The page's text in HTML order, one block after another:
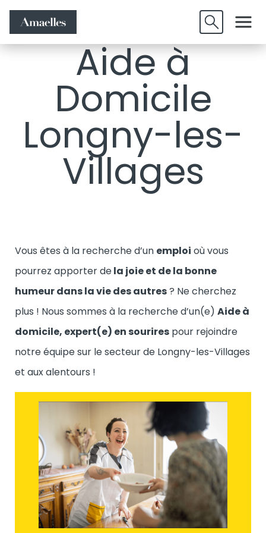
d'emplois
Candidature
spontanée
Aide à
Domicile
Longny-les-
Villages
Vous êtes à la recherche d’un emploi où vous
pourrez apporter dela joie et de la bonne
humeur dans la vie des autres? Ne cherchez
plus ! Nous sommes à la recherche d’un(e) Aide à
domicile, expert(e) en sourires pour rejoindre
notre équipe sur le secteur de Longny-les-Villages
et aux alentours !